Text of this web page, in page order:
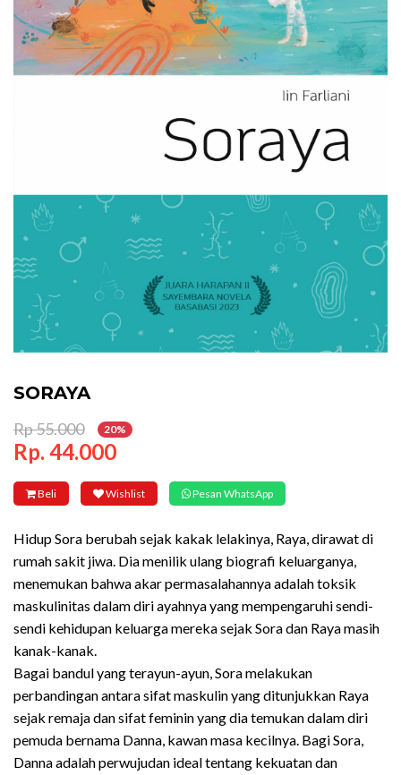
SORAYA
Rp 55.000 20%
Rp. 44.000
Beli Wishlist Pesan WhatsApp
Hidup Sora berubah sejak kakak lelakinya, Raya, dirawat di
rumah sakit jiwa. Dia menilik ulang biografi keluarganya,
menemukan bahwa akar permasalahannya adalah toksik
maskulinitas dalam diri ayahnya yang mempengaruhi sendi-
sendi kehidupan keluarga mereka sejak Sora dan Raya masih
kanak-kanak.
Bagai bandul yang terayun-ayun, Sora melakukan
perbandingan antara sifat maskulin yang ditunjukkan Raya
sejak remaja dan sifat feminin yang dia temukan dalam diri
pemuda bernama Danna, kawan masa kecilnya. Bagi Sora,
Danna adalah perwujudan ideal tentang kekuatan dan